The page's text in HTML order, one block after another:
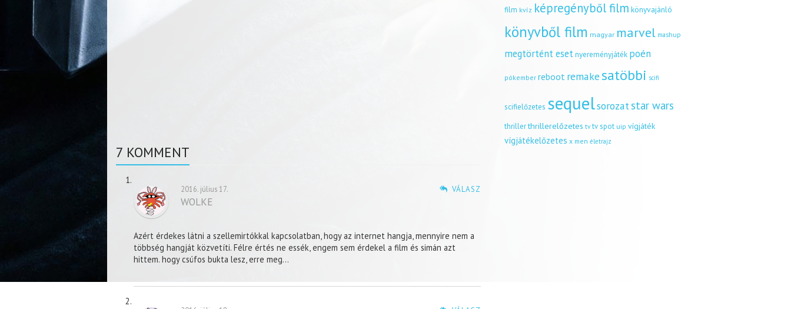
7 KOMMENT
VÁLASZ
2016. július 17.
WOLKE
Azért érdekes látni a szellemirtókkal kapcsolatban, hogy az internet hangja, mennyire nem a
többség hangját közvetíti. Félre értés ne essék, engem sem érdekel a film és simán azt
hittem. hogy csúfos bukta lesz, erre meg…
film kvíz képregényből film könyvajánló
könyvből film magyar marvel mashup
megtörtént esetnyereményjáték poén
pókember reboot remakesatöbbi scifi
scifielőzetes sequelsorozatstar wars
thrillerthrillerelőzetes tv tv spot uip vígjáték
vígjátékelőzetes x men életrajz